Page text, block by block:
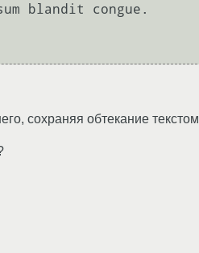
blandit congue.
сохраняя обтекание текстом